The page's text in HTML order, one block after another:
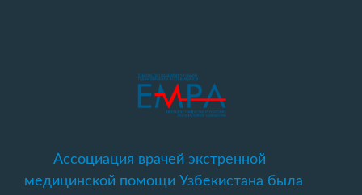
Ассоциация врачей экстренной
медицинской помощи Узбекистана была